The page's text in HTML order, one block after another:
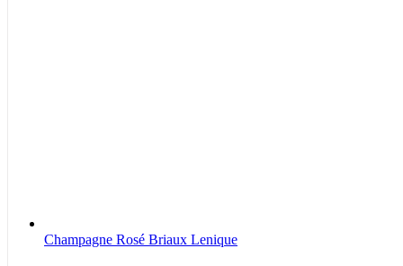
Champagne Rosé Briaux Lenique